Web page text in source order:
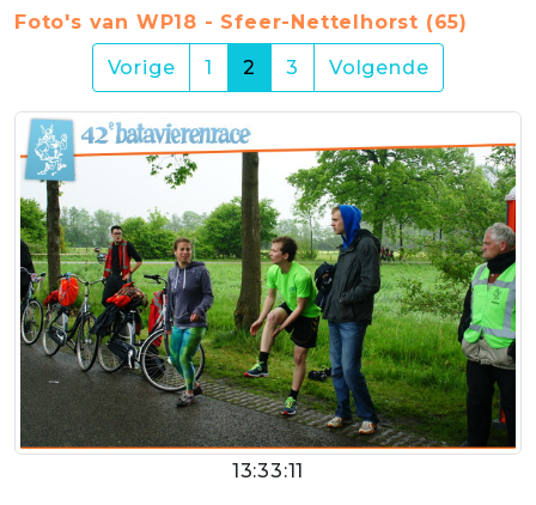
Foto's van WP18 - Sfeer-Nettelhorst (65)
Vorige
1 2 (current)
3 Volgende
13:33:11